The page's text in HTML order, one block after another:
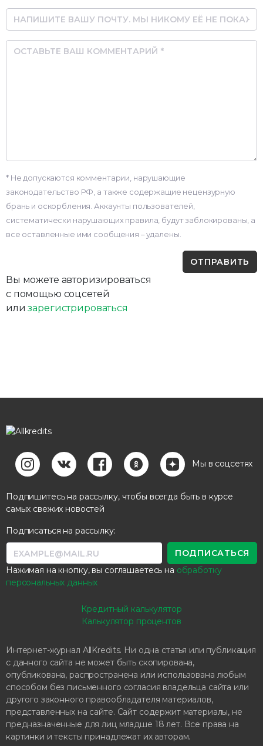
Email
Comment
* Не допускаются комментарии, нарушающие
законодательство РФ, а также содержащие нецензурную
брань и оскорбления. Аккаунты пользователей,
систематически нарушающих правила, будут заблокированы, а
все оставленные ими сообщения – удалены.
Вы можете авторизироваться
с помощью соцсетей
илизарегистрироваться
Мы в соцсетях
Подпишитесь на рассылку, чтобы всегда быть в курсе
самых свежих новостей
Подписаться на рассылку:
Нажимая на кнопку, вы соглашаетесь на обработку
персональных данных
Кредитный калькулятор
Калькулятор процентов
Интернет-журнал AllKredits. Ни одна статья или публикация
с данного сайта не может быть скопирована,
опубликована, распространена или использована любым
способом без письменного согласия владельца сайта или
другого законного правообладателя материалов,
представленных на сайте. Сайт содержит материалы, не
предназначенные для лиц младше 18 лет. Все права на
картинки и тексты принадлежат их авторам.